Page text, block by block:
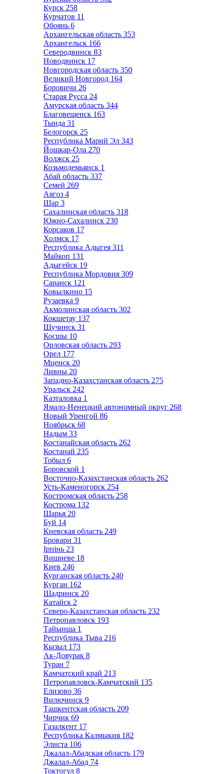
Курск 258
Курчатов 11
Обоянь 6
Архангельская область 353
Архангельск 166
Северодвинск 83
Новодвинск 17
Новгородская область 350
Великий Новгород 164
Боровичи 26
Старая Русса 24
Амурская область 344
Благовещенск 163
Тында 31
Белогорск 25
Республика Марий Эл 343
Йошкар-Ола 270
Волжск 25
Козьмодемьянск 1
Абай область 337
Семей 269
Аягоз 4
Шар 3
Сахалинская область 318
Южно-Сахалинск 230
Корсаков 17
Холмск 17
Республика Адыгея 311
Майкоп 131
Адыгейск 19
Республика Мордовия 309
Саранск 121
Ковылкино 15
Рузаевка 9
Акмолинская область 302
Кокшетау 137
Щучинск 31
Косшы 10
Орловская область 293
Орел 177
Мценск 20
Ливны 20
Западно-Казахстанская область 275
Уральск 242
Казталовка 1
Ямало-Ненецкий автономный округ 268
Новый Уренгой 86
Ноябрьск 68
Надым 33
Костанайская область 262
Костанай 235
Тобыл 6
Боровской 1
Восточно-Казахстанская область 262
Усть-Каменогорск 254
Костромская область 258
Кострома 132
Шарья 20
Буй 14
Киевская область 249
Бровари 31
Ірпінь 23
Вишневе 18
Киев 246
Курганская область 240
Курган 162
Шадринск 20
Катайск 2
Северо-Казахстанская область 232
Петропавловск 193
Тайынша 1
Республика Тыва 216
Кызыл 173
Ак-Довурак 8
Туран 7
Камчатский край 213
Петропавловск-Камчатский 135
Елизово 36
Вилючинск 9
Ташкентская область 209
Чирчик 69
Газалкент 17
Республика Калмыкия 182
Элиста 106
Джалал-Абадская область 179
Джалал-Абад 74
Токтогул 8